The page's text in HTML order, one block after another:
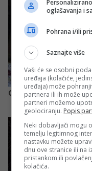
oglašavanja i
Pohrana i/ili
Saznajte više
Vaši će se osobni
uređaja (kolačiće,
uređaja) može
partnera ili ih može
partneri možemo
geolociranju. Popis
Neki dobavljači mogu
temelju legitimnog
nastavku možete
dnu ove stranice ili na
pristankom ili
kolačića.